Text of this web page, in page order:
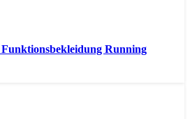
Running